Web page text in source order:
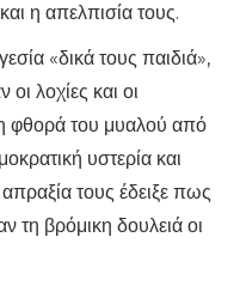
η απελπισία τους.
«δικά τους παιδιά»,
λοχίες και οι
φθορά του μυαλού από
υστερία και
τους έδειξε πως
τη βρόμικη δουλειά οι